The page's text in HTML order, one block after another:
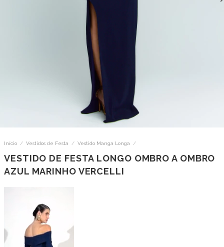
Início / Vestidos de Festa / Vestido Manga Longa /
VESTIDO DE FESTA LONGO OMBRO A OMBRO
AZUL MARINHO VERCELLI